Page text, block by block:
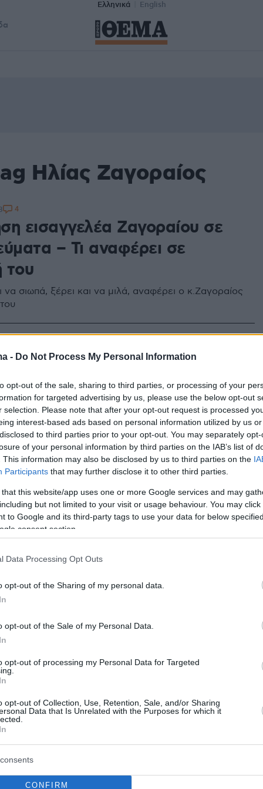
- Do Not Process My Personal Information
opt-out of the sale, sharing to third parties, or processing of your
for targeted advertising by us, please use the below opt-out
selection. Please note that after your opt-out request is processed
interest-based ads based on personal information utilized by us
to third parties prior to your opt-out. You may separately
of your personal information by third parties on the IAB’s list of
This information may also be disclosed by us to third parties on the
Participants that may further disclose it to other third parties.
that this website/app uses one or more Google services and may
but not limited to your visit or usage behaviour. You may
to Google and its third-party tags to use your data for below
consent section.
Data Processing Opt Outs
opt-out of the Sharing of my personal data.
opt-out of the Sale of my Personal Data.
opt-out of processing my Personal Data for Targeted
opt-out of Collection, Use, Retention, Sale, and/or Sharing
Data that Is Unrelated with the Purposes for which it
CONFIRM
Ελληνικά English
Ηλίας Ζαγοραίος
εισαγγελέα Ζαγοραίου σε
– Τι αναφέρει σε
του
να σιωπά, ξέρει και να μιλά, αναφέρει ο κ.Ζαγοραίος
4
Παρερμηνεύθηκε το
της εισαγγελέως του Αρείου
τις φωτιές
της εισαγγελίας Πρωτοδικών Ηλίας Ζαγοραίος, ο
την έρευνα για τις φονικές πυρκαγιές λέει
οι επιθέσεις εις βάρος της κ.Δημητρίου και «δεν
στην έρευνα
από Άρειο Πάγο για Μάτι:
ο εισαγγελέας Ζαγοραίος,
να καλέσει τους πρώτους
η εισαγγελέας του Αρείου Πάγου πήρε πίσω τη
Μάτι έως ότου εκδοθεί το πόρισμα της
Δημόσιας Διοίκησης - Στο χέρι του εισαγγελέα να